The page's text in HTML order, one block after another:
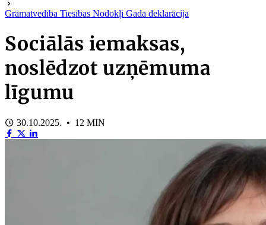
Grāmatvedība Tiesības Nodokļi Gada deklarācija
Sociālās iemaksas,
noslēdzot uzņēmuma
līgumu
30.10.2025. • 12 MIN